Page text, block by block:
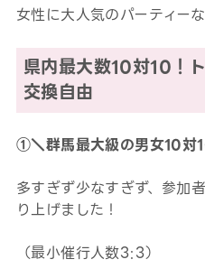
女性に大人気のパーティー
県内最大数10対10！
交換自由
①＼群馬最大級の男女10対
多すぎず少なすぎず、参加
り上げました！
（最小催行人数3:3）